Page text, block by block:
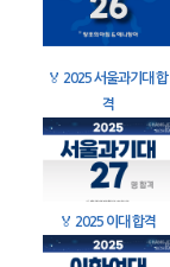
🏅 2025 서울과기대 합
격
🏅 2025 이대 합격